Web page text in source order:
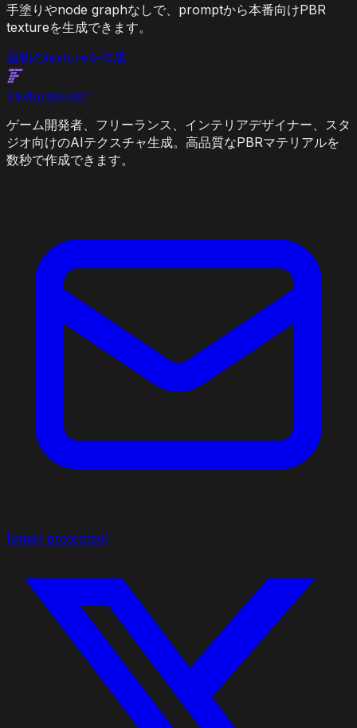
手塗りやnode graphなしで、promptから本番向けPBR
textureを生成できます。
最初のtextureを作成
TexturesFast™
ゲーム開発者、フリーランス、インテリアデザイナー、スタ
ジオ向けのAIテクスチャ生成。高品質なPBRマテリアルを
数秒で作成できます。
[email protected]